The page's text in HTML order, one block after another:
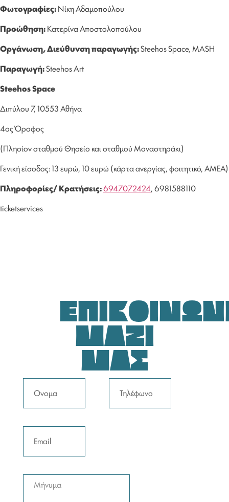
Φωτογραφίες:Νίκη Αδαμοπούλου
Προώθηση:Κατερίνα Αποστολοπούλου
Οργάνωση, Διεύθυνση παραγωγής:Steehos Space, MASH
Παραγωγή:Steehos Art
Steehos Space
Διπύλου 7, 10553 Αθήνα
4ος Όροφος
(Πλησίον σταθμού Θησείο και σταθμού Μοναστηράκι)
Γενική είσοδος: 13 ευρώ, 10 ευρώ (κάρτα ανεργίας, φοιτητικό, ΑΜΕΑ)
Πληροφορίες/ Κρατήσεις:6947072424, 6981588110
ticketservices
ΜΑΖΙ
ΜΑΣ